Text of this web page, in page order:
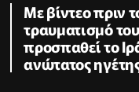
Με βίντεο πριν
τραυματισμό
προσπαθεί το
ανώτατος